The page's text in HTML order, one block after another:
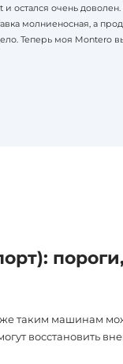
и остался очень
молниеносная, а
Теперь моя Montero
таким машинам
восстановить